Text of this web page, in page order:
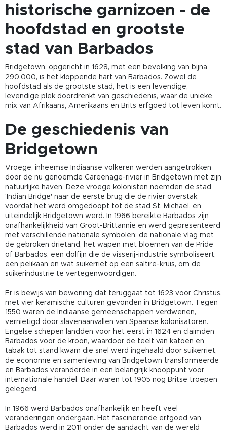
historische garnizoen - de
hoofdstad en grootste
stad van Barbados
Bridgetown, opgericht in 1628, met een bevolking van bijna
290.000, is het kloppende hart van Barbados. Zowel de
hoofdstad als de grootste stad, het is een levendige,
levendige plek doordrenkt van geschiedenis, waar de unieke
mix van Afrikaans, Amerikaans en Brits erfgoed tot leven komt.
De geschiedenis van
Bridgetown
Vroege, inheemse Indiaanse volkeren werden aangetrokken
door de nu genoemde Careenage-rivier in Bridgetown met zijn
natuurlijke haven. Deze vroege kolonisten noemden de stad
'Indian Bridge' naar de eerste brug die de rivier overstak,
voordat het werd omgedoopt tot de stad St. Michael, en
uiteindelijk Bridgetown werd. In 1966 bereikte Barbados zijn
onafhankelijkheid van Groot-Brittannië en werd gepresenteerd
met verschillende nationale symbolen; de nationale vlag met
de gebroken drietand, het wapen met bloemen van de Pride
of Barbados, een dolfijn die de visserij-industrie symboliseert,
een pelikaan en wat suikerriet op een saltire-kruis, om de
suikerindustrie te vertegenwoordigen.
Er is bewijs van bewoning dat teruggaat tot 1623 voor Christus,
met vier keramische culturen gevonden in Bridgetown. Tegen
1550 waren de Indiaanse gemeenschappen verdwenen,
vernietigd door slavenaanvallen van Spaanse kolonisatoren.
Engelse schepen landden voor het eerst in 1624 en claimden
Barbados voor de kroon, waardoor de teelt van katoen en
tabak tot stand kwam die snel werd ingehaald door suikerriet,
de economie en samenleving van Bridgetown transformeerde
en Barbados veranderde in een belangrijk knooppunt voor
internationale handel. Daar waren tot 1905 nog Britse troepen
gelegerd.
In 1966 werd Barbados onafhankelijk en heeft veel
veranderingen ondergaan. Het fascinerende erfgoed van
Barbados werd in 2011 onder de aandacht van de wereld